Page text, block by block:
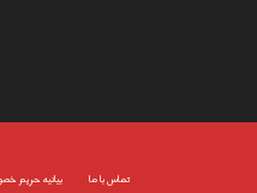
تماس با ما بیانیه حریم